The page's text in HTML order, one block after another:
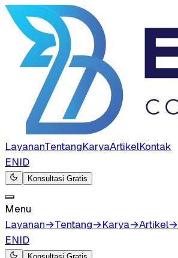
LayananTentangKaryaArtikelKontak
ENID
Konsultasi Gratis
Menu
Layanan→Tentang→Karya→Artikel→
ENID